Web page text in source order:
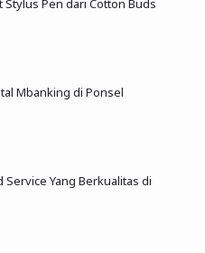
Stylus Pen dari Cotton Buds
Mbanking di Ponsel
Yang Berkualitas di